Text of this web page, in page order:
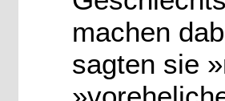
machen
sagten sie